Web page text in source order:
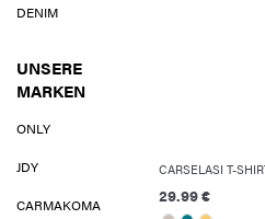
DENIM
UNSERE
MARKEN
ONLY
JDY
CARMAKOMA
CARSELASI T-
29.99 €